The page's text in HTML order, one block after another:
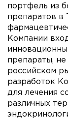
портфель из
препаратов в
Компании
препараты,
российском
разработок
для лечения
различных